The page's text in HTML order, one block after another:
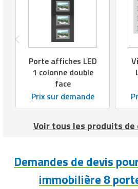
Matériel de musculation
Vêtement sportif
Rôtisserie professionnelle
Sautause professionnelle
Table de cuisson professionnelle
Tables de préparation réfrigérées
Ustensile de cuisine
Vitrines réfrigérées
Porte affiches LED
1 colonne double
face
Prix sur demande
Voir tous les produits
Demandes de devis
immobilière 8